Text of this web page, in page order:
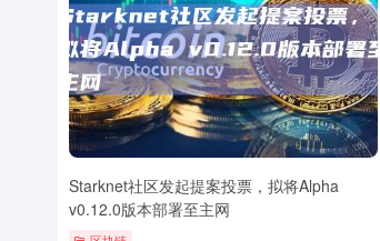
Starknet社区发起提案投票，拟将Alpha
v0.12.0版本部署至主网